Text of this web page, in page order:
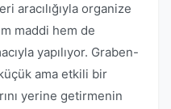
aracılığıyla organize
maddi hem de
yapılıyor. Graben-
ama etkili bir
yerine getirmenin